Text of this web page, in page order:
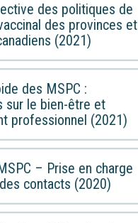
des politiques de
des provinces et
(2021)
des MSPC :
sur le bien-être et
professionnel (2021)
– Prise en charge
contacts (2020)